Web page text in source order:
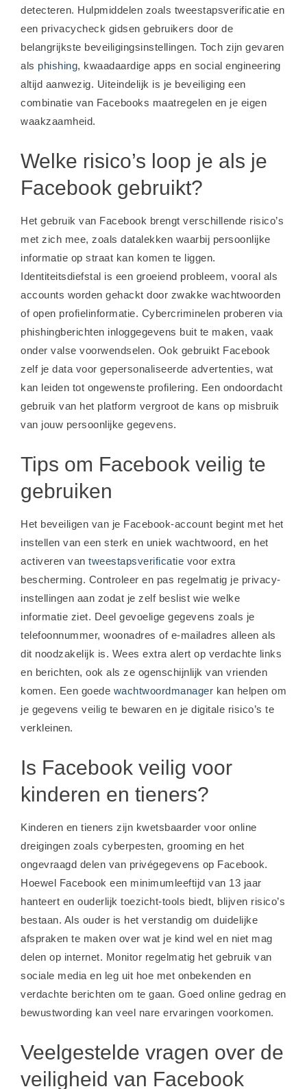
detecteren. Hulpmiddelen zoals tweestapsverificatie en
een privacycheck gidsen gebruikers door de
belangrijkste beveiligingsinstellingen. Toch zijn gevaren
als phishing, kwaadaardige apps en social engineering
altijd aanwezig. Uiteindelijk is je beveiliging een
combinatie van Facebooks maatregelen en je eigen
waakzaamheid.
Welke risico’s loop je als je
Facebook gebruikt?
Het gebruik van Facebook brengt verschillende risico’s
met zich mee, zoals datalekken waarbij persoonlijke
informatie op straat kan komen te liggen.
Identiteitsdiefstal is een groeiend probleem, vooral als
accounts worden gehackt door zwakke wachtwoorden
of open profielinformatie. Cybercriminelen proberen via
phishingberichten inloggegevens buit te maken, vaak
onder valse voorwendselen. Ook gebruikt Facebook
zelf je data voor gepersonaliseerde advertenties, wat
kan leiden tot ongewenste profilering. Een ondoordacht
gebruik van het platform vergroot de kans op misbruik
van jouw persoonlijke gegevens.
Tips om Facebook veilig te
gebruiken
Het beveiligen van je Facebook-account begint met het
instellen van een sterk en uniek wachtwoord, en het
activeren van tweestapsverificatie voor extra
bescherming. Controleer en pas regelmatig je privacy-
instellingen aan zodat je zelf beslist wie welke
informatie ziet. Deel gevoelige gegevens zoals je
telefoonnummer, woonadres of e-mailadres alleen als
dit noodzakelijk is. Wees extra alert op verdachte links
en berichten, ook als ze ogenschijnlijk van vrienden
komen. Een goede wachtwoordmanager kan helpen om
je gegevens veilig te bewaren en je digitale risico’s te
verkleinen.
Is Facebook veilig voor
kinderen en tieners?
Kinderen en tieners zijn kwetsbaarder voor online
dreigingen zoals cyberpesten, grooming en het
ongevraagd delen van privégegevens op Facebook.
Hoewel Facebook een minimumleeftijd van 13 jaar
hanteert en ouderlijk toezicht-tools biedt, blijven risico’s
bestaan. Als ouder is het verstandig om duidelijke
afspraken te maken over wat je kind wel en niet mag
delen op internet. Monitor regelmatig het gebruik van
sociale media en leg uit hoe met onbekenden en
verdachte berichten om te gaan. Goed online gedrag en
bewustwording kan veel nare ervaringen voorkomen.
Veelgestelde vragen over de
veiligheid van Facebook